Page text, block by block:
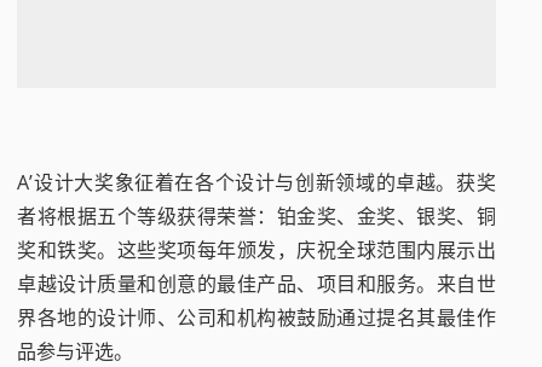
A’设计大奖象征着在各个设计与创新领域的卓越。获奖
者将根据五个等级获得荣誉：铂金奖、金奖、银奖、铜
奖和铁奖。这些奖项每年颁发，庆祝全球范围内展示出
卓越设计质量和创意的最佳产品、项目和服务。来自世
界各地的设计师、公司和机构被鼓励通过提名其最佳作
品参与评选。